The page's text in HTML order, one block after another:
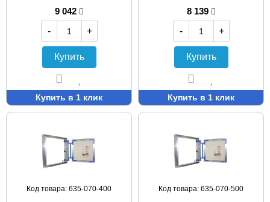
9 042
-
+
Купить
Купить в 1 клик
8 139
-
+
Купить
Купить в 1 клик
Код товара: 635-070-400 Код товара: 635-070-500